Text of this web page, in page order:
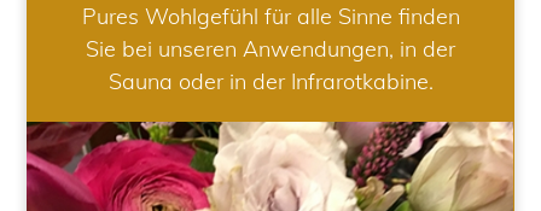
Pures Wohlgefühl für alle Sinne finden
Sie bei unseren Anwendungen, in der
Sauna oder in der Infrarotkabine.